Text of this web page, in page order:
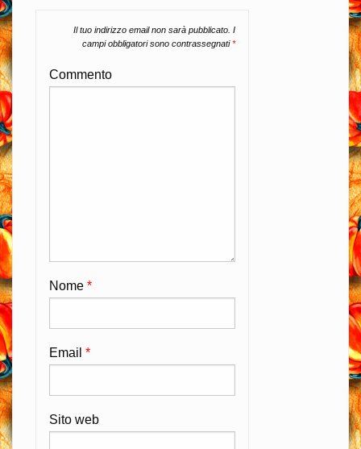
Il tuo indirizzo email non sarà pubblicato. I
campi obbligatori sono contrassegnati*
Commento
Nome *
Email *
Sito web